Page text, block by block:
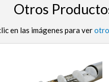
Otros
en las imágenes para ver